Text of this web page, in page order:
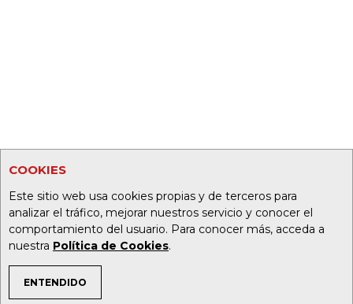
COOKIES
Este sitio web usa cookies propias y de terceros para
analizar el tráfico, mejorar nuestros servicio y conocer el
comportamiento del usuario. Para conocer más, acceda a
nuestra Política de Cookies.
ENTENDIDO
TEMAS DE INTERÉS